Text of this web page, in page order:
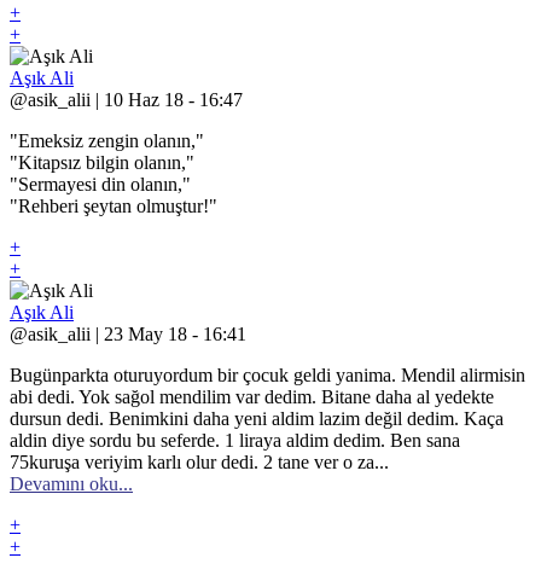
+
+
Aşık Ali
@asik_alii | 10 Haz 18 - 16:47
"Emeksiz zengin olanın,"
"Kitapsız bilgin olanın,"
"Sermayesi din olanın,"
"Rehberi şeytan olmuştur!"
+
+
Aşık Ali
@asik_alii | 23 May 18 - 16:41
Bugünparkta oturuyordum bir çocuk geldi yanima. Mendil alirmisin
abi dedi. Yok sağol mendilim var dedim. Bitane daha al yedekte
dursun dedi. Benimkini daha yeni aldim lazim değil dedim. Kaça
aldin diye sordu bu seferde. 1 liraya aldim dedim. Ben sana
75kuruşa veriyim karlı olur dedi. 2 tane ver o za...
Devamını oku...
+
+